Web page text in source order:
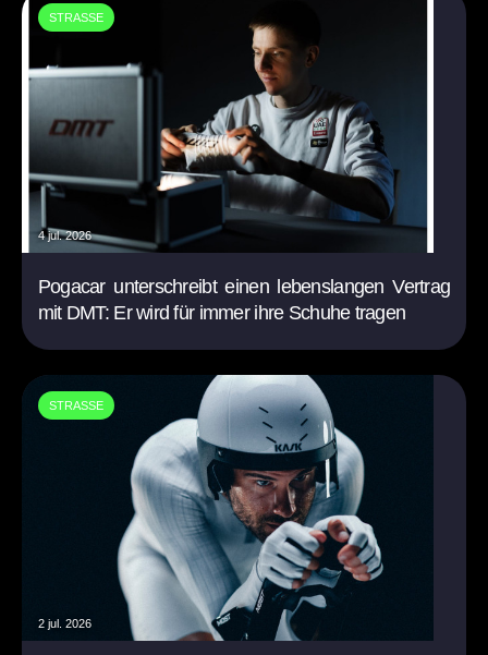
STRASSE
4 jul. 2026
Pogacar unterschreibt einen lebenslangen Vertrag
mit DMT: Er wird für immer ihre Schuhe tragen
STRASSE
2 jul. 2026